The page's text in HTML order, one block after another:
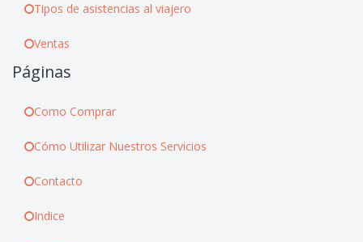
Tipos de asistencias al viajero
Ventas
Páginas
Como Comprar
Cómo Utilizar Nuestros Servicios
Contacto
Indice